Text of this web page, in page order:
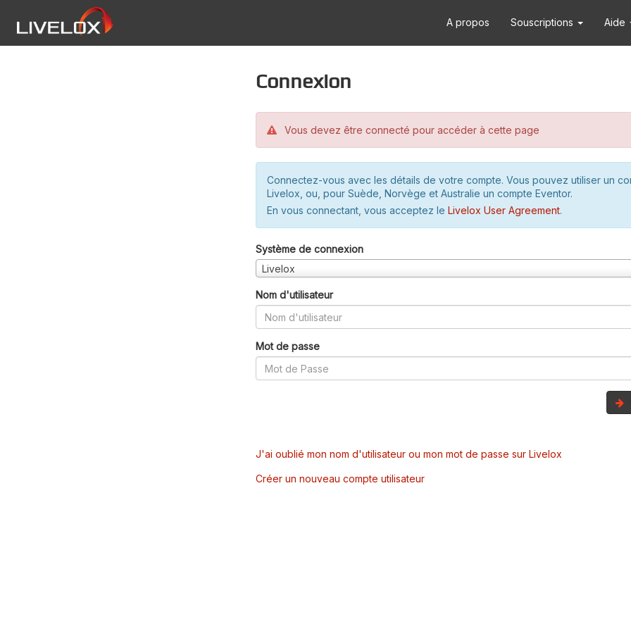
A propos Souscriptions Aide
Connexion
Vous devez être connecté pour accéder à cette page
Connectez-vous avec les détails de votre compte. Vous pouvez utiliser un
Livelox, ou, pour Suède, Norvège et Australie un compte Eventor.
En vous connectant, vous acceptez le Livelox User Agreement.
Système de connexion
Livelox
Nom d'utilisateur
Mot de passe
J'ai oublié mon nom d'utilisateur ou mon mot de passe sur Livelox
Créer un nouveau compte utilisateur